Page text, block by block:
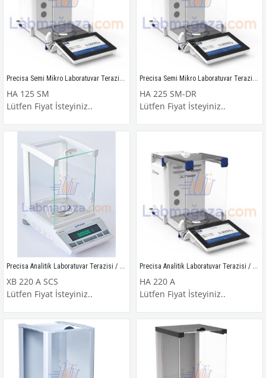
Precisa Semi Mikro Laboratuvar Terazisi / HA 125 SM
HA 125 SM
Lütfen Fiyat İsteyiniz..
Precisa Semi Mikro Laboratuvar Terazisi / HA 225 SM-DR
HA 225 SM-DR
Lütfen Fiyat İsteyiniz..
Precisa Analitik Laboratuvar Terazisi / XB 220 A SCS
XB 220 A SCS
Lütfen Fiyat İsteyiniz..
Precisa Analitik Laboratuvar Terazisi / HA 220 A
HA 220 A
Lütfen Fiyat İsteyiniz..